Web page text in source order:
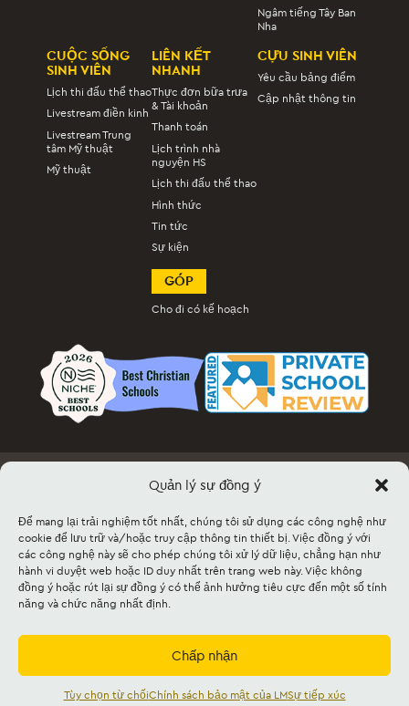
Quản lý sự đồng ý
Để mang lại trải nghiệm tốt nhất, chúng tôi sử dụng các công nghệ như
cookie để lưu trữ và/hoặc truy cập thông tin thiết bị. Việc đồng ý với
các công nghệ này sẽ cho phép chúng tôi xử lý dữ liệu, chẳng hạn như
hành vi duyệt web hoặc ID duy nhất trên trang web này. Việc không
đồng ý hoặc rút lại sự đồng ý có thể ảnh hưởng tiêu cực đến một số tính
năng và chức năng nhất định.
Chấp nhận
Tùy chọn từ chốiChính sách bảo mật của LMSự tiếp xúc
Ngâm tiếng Tây Ban
Nha
CUỘC SỐNG
SINH VIÊN
Lịch thi đấu thể thao
Livestream điền kinh
Livestream Trung
tâm Mỹ thuật
Mỹ thuật
LIÊN KẾT
NHANH
Thực đơn bữa trưa
& Tài khoản
Thanh toán
Lịch trình nhà
nguyện HS
Lịch thi đấu thể thao
Hình thức
Tin tức
Sự kiện
CỰU SINH VIÊN
Yêu cầu bảng điểm
Cập nhật thông tin
GÓP
Cho đi có kế hoạch
Tài liệu & Biểu mẫu Thông tin sự kiện & Bán vé
Cho thuê cơ sở vật chất Sự tiếp xúc Sơ đồ trang web
©2026 Lancaster Mennonite. All rights
reserved. |
Privacy Policy Cookie Policy
Social Media Policy |Title IX|Safe2Say|
This site is protected by reCAPTCHA and
Serviceapply.
Được công nhận bởi Cognia
Tiếng Việt